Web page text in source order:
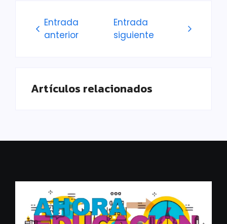
Entrada
anterior
Entrada
siguiente
Artículos relacionados